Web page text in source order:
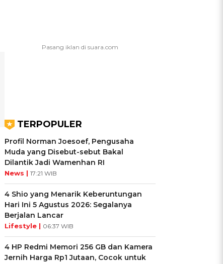
TERPOPULER
Profil Norman Joesoef, Pengusaha
Muda yang Disebut-sebut Bakal
Dilantik Jadi Wamenhan RI
News | 17:21 WIB
4 Shio yang Menarik Keberuntungan
Hari Ini 5 Agustus 2026: Segalanya
Berjalan Lancar
Lifestyle | 06:37 WIB
4 HP Redmi Memori 256 GB dan Kamera
Jernih Harga Rp1 Jutaan, Cocok untuk